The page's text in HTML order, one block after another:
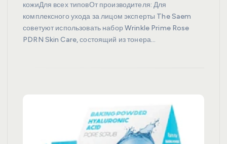
кожиДля всех типовОт производителя: Для
комплексного ухода за лицом эксперты The Saem
советуют использовать набор Wrinkle Prime Rose
PDRN Skin Care, состоящий из тонера…